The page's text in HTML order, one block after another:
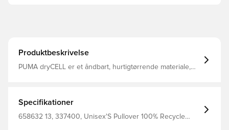
Produktbeskrivelse
PUMA dryCELL er et åndbart, hurtigtørrende materiale,
Specifikationer
658632 13, 337400, Unisex'S Pullover 100% Recycle